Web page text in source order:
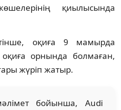
қиылысында
оқиға 9 мамырда
оқиға орнында болмаған,
жүріп жатыр.
бойынша, Audi